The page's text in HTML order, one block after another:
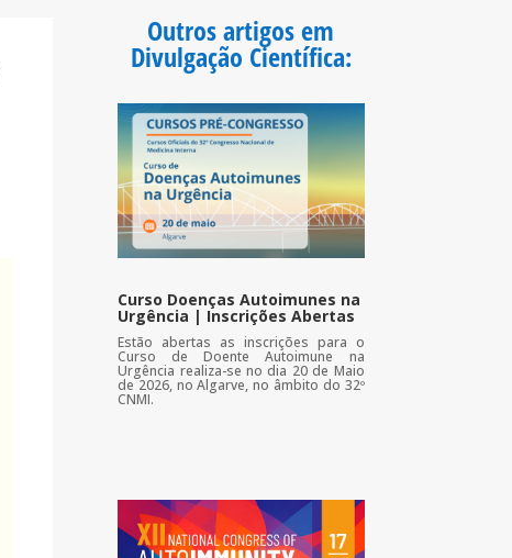
Outros artigos em
Divulgação Científica:
Curso Doenças Autoimunes na
Urgência | Inscrições Abertas
Estão abertas as inscrições para o
Curso de Doente Autoimune na
Urgência realiza-se no dia 20 de Maio
de 2026, no Algarve, no âmbito do 32º
CNMI.